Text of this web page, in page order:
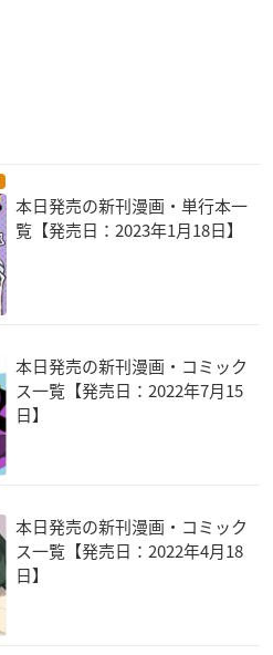
本日発売の新刊漫画・単行本一
覧【発売日：2023年1月18日】
本日発売の新刊漫画・コミック
ス一覧【発売日：2022年7月15
日】
本日発売の新刊漫画・コミック
ス一覧【発売日：2022年4月18
日】